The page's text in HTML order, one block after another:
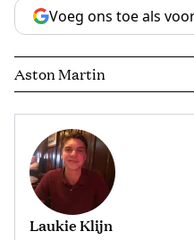
Voeg ons toe als
Aston Martin
Laukie Klijn